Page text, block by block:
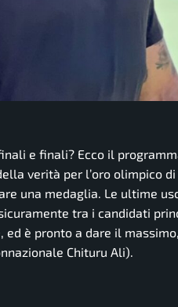
e finali? Ecco il
verità per l’oro olimpico
una medaglia. Le ultime
tra i candidati
ed è pronto a dare il
Chituru Ali).